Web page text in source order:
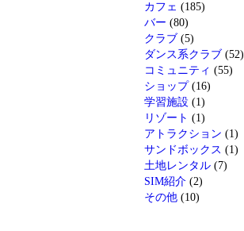
カフェ (185)
バー (80)
クラブ (5)
ダンス系クラブ (52)
コミュニティ (55)
ショップ(16)
学習施設 (1)
リゾート (1)
アトラクション (1)
サンドボックス (1)
土地レンタル (7)
SIM紹介 (2)
その他 (10)